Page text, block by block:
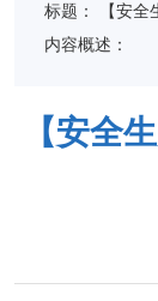
标题：
【安全
内容概述：
【安全